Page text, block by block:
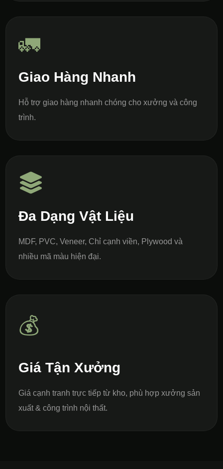
🚛
Giao Hàng Nhanh
Hỗ trợ giao hàng nhanh chóng cho xưởng và công
trình.
Đa Dạng Vật Liệu
MDF, PVC, Veneer, Chỉ cạnh viền, Plywood và
nhiều mã màu hiện đại.
💰
Giá Tận Xưởng
Giá cạnh tranh trực tiếp từ kho, phù hợp xưởng sản
xuất & công trình nội thất.